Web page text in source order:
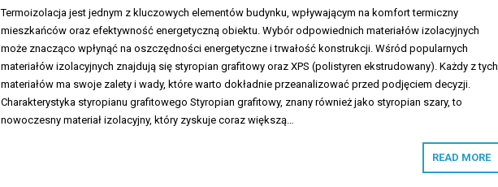
Termoizolacja jest jednym z kluczowych elementów budynku, wpływającym na komfort termiczny
mieszkańców oraz efektywność energetyczną obiektu. Wybór odpowiednich materiałów izolacyjnych
może znacząco wpłynąć na oszczędności energetyczne i trwałość konstrukcji. Wśród popularnych
materiałów izolacyjnych znajdują się styropian grafitowy oraz XPS (polistyren ekstrudowany). Każdy z tych
materiałów ma swoje zalety i wady, które warto dokładnie przeanalizować przed podjęciem decyzji.
Charakterystyka styropianu grafitowego Styropian grafitowy, znany również jako styropian szary, to
nowoczesny materiał izolacyjny, który zyskuje coraz większą…
READ MORE